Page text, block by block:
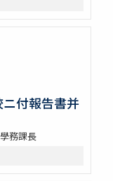
付報告書并
務課長